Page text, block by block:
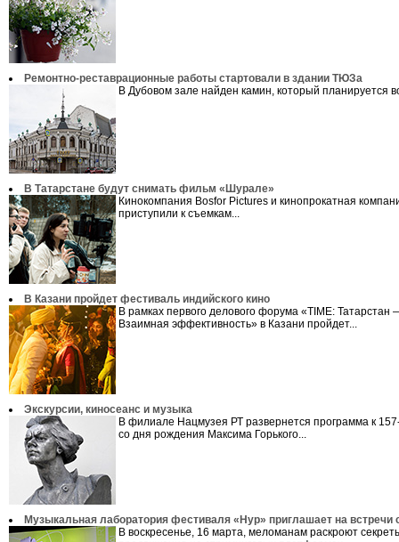
Ремонтно-реставрационные работы стартовали в здании ТЮЗа
В Дубовом зале найден камин, который планируется
В Татарстане будут снимать фильм «Шурале»
Кинокомпания Bosfor Pictures и кинопрокатная
приступили к съемкам...
В Казани пройдет фестиваль индийского кино
В рамках первого делового форума «TIME:
Взаимная эффективность» в Казани пройдет...
Экскурсии, киносеанс и музыка
В филиале Нацмузея РТ развернется программа к
со дня рождения Максима Горького...
Музыкальная лаборатория фестиваля «Нур» приглашает на встречи
В воскресенье, 16 марта, меломанам раскроют